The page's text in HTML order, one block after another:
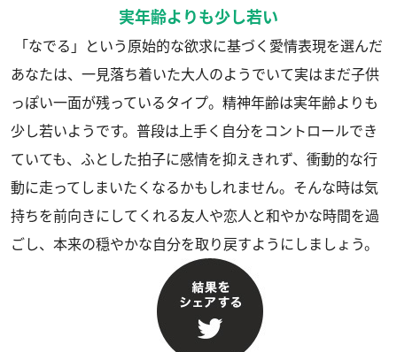
実年齢よりも少し若い
「なでる」という原始的な欲求に基づく愛情表現を選んだ
あなたは、一見落ち着いた大人のようでいて実はまだ子供
っぽい一面が残っているタイプ。精神年齢は実年齢よりも
少し若いようです。普段は上手く自分をコントロールでき
ていても、ふとした拍子に感情を抑えきれず、衝動的な行
動に走ってしまいたくなるかもしれません。そんな時は気
持ちを前向きにしてくれる友人や恋人と和やかな時間を過
ごし、本来の穏やかな自分を取り戻すようにしましょう。